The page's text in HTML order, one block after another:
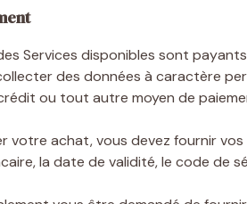
Services disponibles sont
des données à caractère
ou tout autre moyen de
votre achat, vous devez fournir
la date de validité, le code de